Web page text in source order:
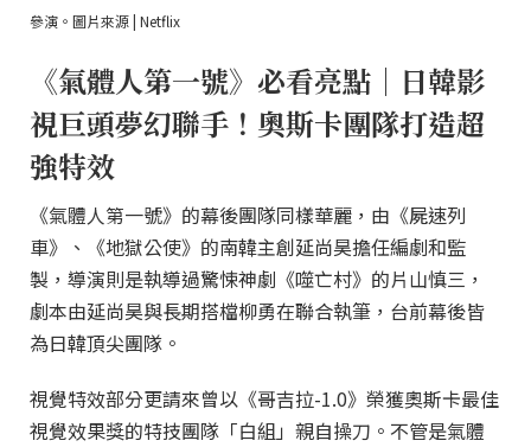
參演。圖片來源 | Netflix
《氣體人第一號》必看亮點｜日韓影
視巨頭夢幻聯手！奧斯卡團隊打造超
強特效
《氣體人第一號》的幕後團隊同樣華麗，由《屍速列
車》、《地獄公使》的南韓主創延尚昊擔任編劇和監
製，導演則是執導過驚悚神劇《噬亡村》的片山慎三，
劇本由延尚昊與長期搭檔柳勇在聯合執筆，台前幕後皆
為日韓頂尖團隊。
視覺特效部分更請來曾以《哥吉拉-1.0》榮獲奧斯卡最佳
視覺效果獎的特技團隊「白組」親自操刀。不管是氣體